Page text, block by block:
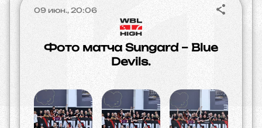
09 июн., 20:06
Фото матча Sungard – Blue
Devils.